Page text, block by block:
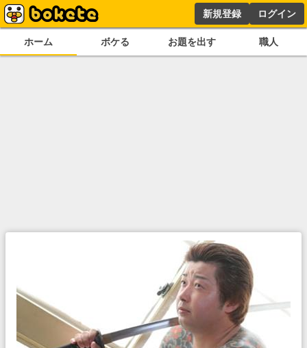
新規登録 ログイン
ホーム ボケる お題を出す 職人